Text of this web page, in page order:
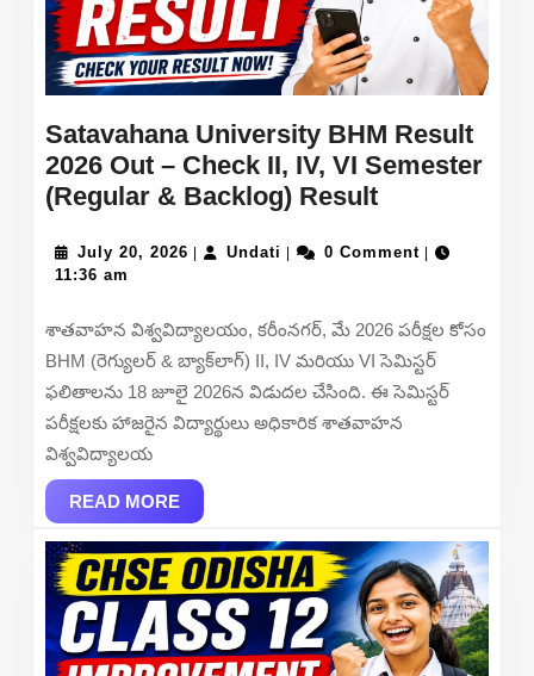
D
Posts
Satavahana University BHM Result
2026 Out – Check II, IV, VI Semester
(Regular & Backlog) ResultSatavahana
BHM
2026
Out
–
Check
Semester
(Regular
&
Backlog)
Result
July 20, 2026 July
| Undati Undati
| 0 Comment |
11:36 am
శాతవాహన విశ్వవిద్యాలయం, కరీంనగర్, మే 2026 పరీక్షల కోసం
BHM (రెగ్యులర్ & బ్యాక్‌లాగ్) II, IV మరియు VI సెమిస్టర్
ఫలితాలను 18 జూలై 2026న విడుదల చేసింది. ఈ సెమిస్టర్
పరీక్షలకు హాజరైన విద్యార్థులు అధికారిక శాతవాహన
విశ్వవిద్యాలయ
READ MOREREAD
MORE